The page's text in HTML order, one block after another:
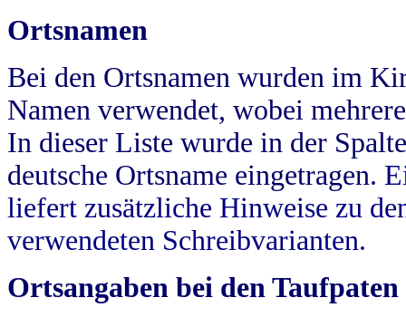
Ortsnamen
Bei den Ortsnamen wurden im
Namen verwendet, wobei
In dieser Liste wurde in der
deutsche Ortsname eingetragen.
liefert zusätzliche Hinweise zu
verwendeten Schreibvarianten.
Ortsangaben bei den Taufpaten